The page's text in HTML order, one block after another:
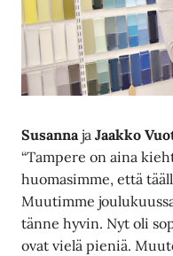
SusannajaJaakko
“Tampere on aina
huomasimme, että
Muutimme
tänne hyvin. Nyt oli
ovat vielä pieniä.